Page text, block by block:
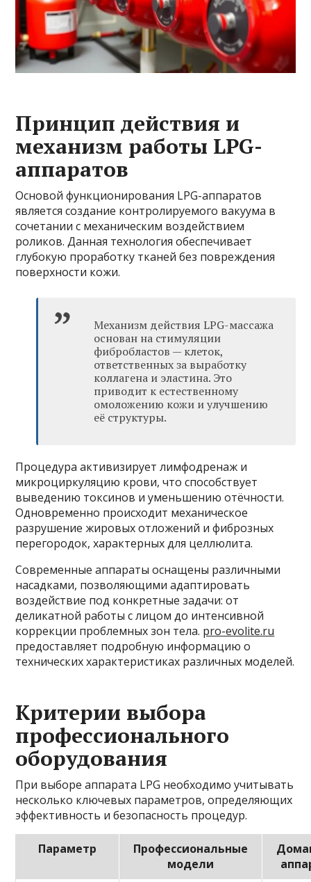
Принцип действия и
механизм работы LPG-
аппаратов
Основой функционирования LPG-аппаратов
является создание контролируемого вакуума в
сочетании с механическим воздействием
роликов. Данная технология обеспечивает
глубокую проработку тканей без повреждения
поверхности кожи.
Механизм действия LPG-массажа
основан на стимуляции
фибробластов — клеток,
ответственных за выработку
коллагена и эластина. Это
приводит к естественному
омоложению кожи и улучшению
её структуры.
Процедура активизирует лимфодренаж и
микроциркуляцию крови, что способствует
выведению токсинов и уменьшению отёчности.
Одновременно происходит механическое
разрушение жировых отложений и фиброзных
перегородок, характерных для целлюлита.
Современные аппараты оснащены различными
насадками, позволяющими адаптировать
воздействие под конкретные задачи: от
деликатной работы с лицом до интенсивной
коррекции проблемных зон тела. pro-evolite.ru
предоставляет подробную информацию о
технических характеристиках различных моделей.
Критерии выбора
профессионального
оборудования
При выборе аппарата LPG необходимо учитывать
несколько ключевых параметров, определяющих
эффективность и безопасность процедур.
Параметр
Профессиональные
модели